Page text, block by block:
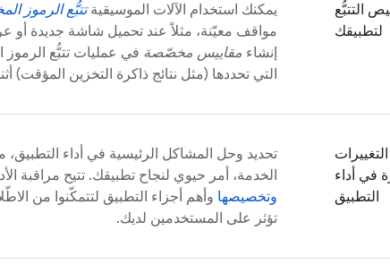
التتبُّع
لتطبيقك
يمكنك استخدام الآلات الموسيقيةتتبُّع الرموز
مواقف معيّنة، مثلاً عند تحميل شاشة جديدة أو
إنشاء مقاييس مخصّصة في عمليات تتبُّع
التي تحددها (مثل نتائج ذاكرة التخزين المؤقت)
في أداء
التطبيق
تحديد وحل المشاكل الرئيسية في أداء
الخدمة، أمر حيوي لنجاح تطبيقك. تتيح مراقبة
وتخصيصها وأهم أجزاء التطبيق لتتمكّنوا من
تؤثر على المستخدمين لديك.